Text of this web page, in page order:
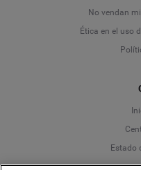
No vendan
Ética en el uso
Estado